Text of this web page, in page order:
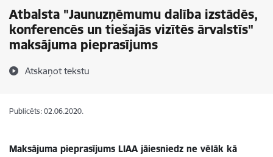
Atbalsta "Jaunuzņēmumu dalība izstādēs,
konferencēs un tiešajās vizītēs ārvalstīs"
maksājuma pieprasījums
Atskaņot tekstu
Publicēts: 02.06.2020.
Maksājuma pieprasījums LIAA jāiesniedz ne vēlāk kā